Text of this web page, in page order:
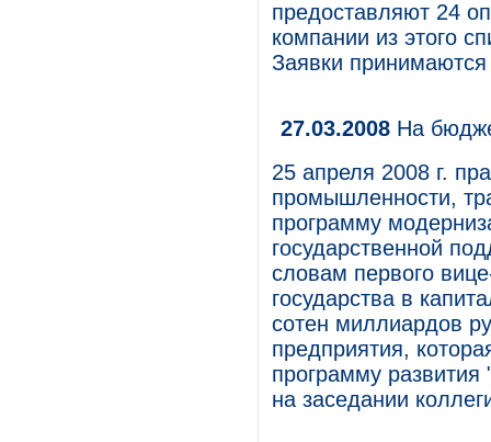
предоставляют 24
компании из этого
Заявки
27.03.2008 На
25 апреля 2008 г.
промышленности,
программу
государственной
словам первого
государства в
сотен миллиардов
предприятия,
программу
на заседании